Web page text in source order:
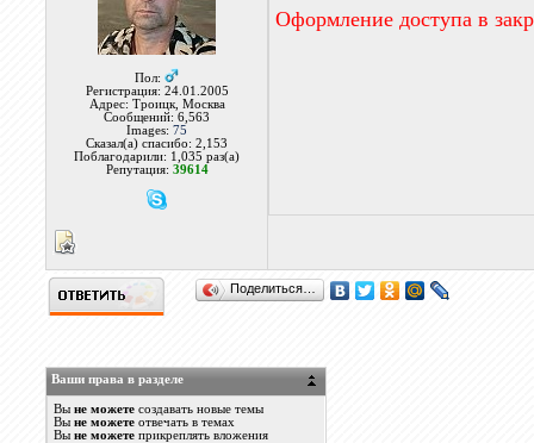
Пол:
Регистрация: 24.01.2005
Адрес: Троицк, Москва
Сообщений: 6,563
Images:75
Сказал(а) спасибо: 2,153
Поблагодарили: 1,035 раз(а)
Репутация: 39614
Оформление доступа в
Поделиться…
Ваши права в разделе
Выне можете создавать новые темы
Выне можете отвечать в темах
Выне можете прикреплять вложения